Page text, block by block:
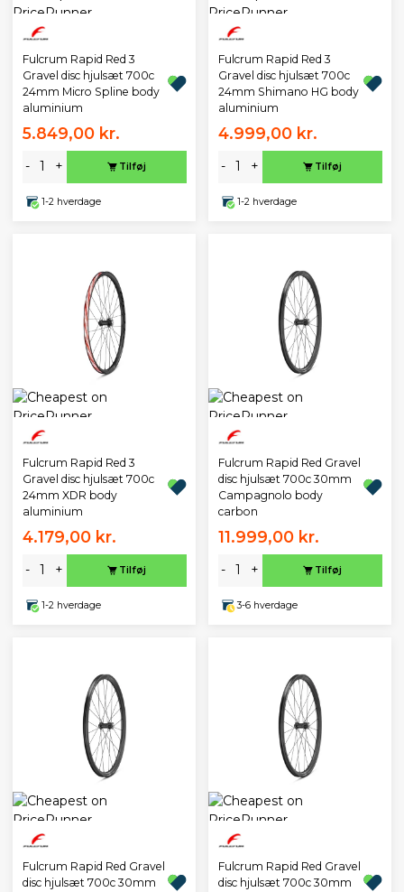
Fulcrum Rapid Red 3
Gravel disc hjulsæt 700c
24mm Micro Spline body
aluminium
5.849,00 kr.
- + Tilføj
1-2 hverdage
Fulcrum Rapid Red 3
Gravel disc hjulsæt 700c
24mm Shimano HG body
aluminium
4.999,00 kr.
- + Tilføj
1-2 hverdage
Fulcrum Rapid Red 3
Gravel disc hjulsæt 700c
24mm XDR body
aluminium
4.179,00 kr.
- + Tilføj
1-2 hverdage
Fulcrum Rapid Red Gravel
disc hjulsæt 700c 30mm
Campagnolo body
carbon
11.999,00 kr.
- + Tilføj
3-6 hverdage
Fulcrum Rapid Red Gravel
disc hjulsæt 700c 30mm
Fulcrum Rapid Red Gravel
disc hjulsæt 700c 30mm